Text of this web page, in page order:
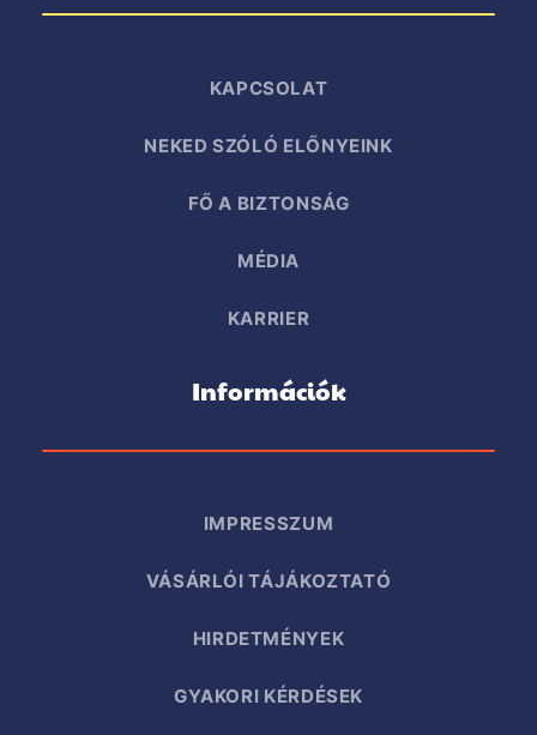
KAPCSOLAT
NEKED SZÓLÓ ELŐNYEINK
FŐ A BIZTONSÁG
MÉDIA
KARRIER
Információk
IMPRESSZUM
VÁSÁRLÓI TÁJÁKOZTATÓ
HIRDETMÉNYEK
GYAKORI KÉRDÉSEK